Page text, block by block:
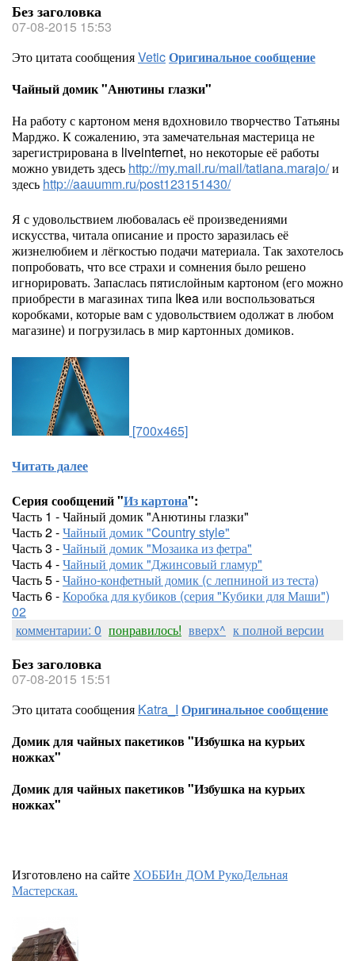
Без заголовка
07-08-2015 15:53
Это цитата сообщенияVeticОригинальное сообщение
Чайный домик "Анютины глазки"
На работу с картоном меня вдохновило творчество Татьяны
Марджо. К сожалению, эта замечательная мастерица не
зарегистрирована в liveinternet, но некоторые её работы
можно увидеть здесь http://my.mail.ru/mail/tatiana.marajo/и
здесь http://aauumm.ru/post123151430/
Я с удовольствием любовалась её произведениями
искусства, читала описание и просто заразилась её
жизнелюбием и лёгкостью подачи материала. Так захотелось
попробовать, что все страхи и сомнения было решено
игнорировать. Запаслась пятислойным картоном (его можно
приобрести в магазинах типа Ikea или воспользоваться
коробками, которые вам с удовольствием одолжат в любом
магазине) и погрузилась в мир картонных домиков.
[700x465]
Читать далее
Серия сообщений "Из картона":
Часть 1 - Чайный домик "Анютины глазки"
Часть 2 -Чайный домик "Country style"
Часть 3 -Чайный домик "Мозаика из фетра"
Часть 4 -Чайный домик "Джинсовый гламур"
Часть 5 -Чайно-конфетный домик (с лепниной из теста)
Часть 6 -Коробка для кубиков (серия "Кубики для Маши")
02
комментарии: 0 понравилось! вверх^ к полной версии
Без заголовка
07-08-2015 15:51
Это цитата сообщения Katra_I Оригинальное сообщение
Домик для чайных пакетиков "Избушка на курьих
ножках"
Домик для чайных пакетиков "Избушка на курьих
ножках"
Изготовлено на сайтеХОББИн ДОМ РукоДельная
Мастерская.